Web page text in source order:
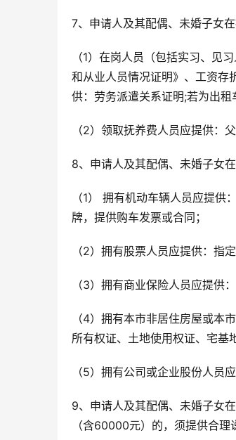
7、申请人及其配偶、未婚子女
（1）在岗人员（包括实习、见
和从业人员情况证明》、工资存
供：劳务派遣关系证明;若为出租
（2）领取抚养费人员应提供：
8、申请人及其配偶、未婚子女
（1） 拥有机动车辆人员应提
牌，提供购车发票或合同；
（2）拥有股票人员应提供：指
（3）拥有商业保险人员应提供：
（4）拥有本市非居住房屋或本
所有权证、土地使用权证、宅基
（5）拥有公司或企业股份人员
9、申请人及其配偶、未婚子女
（含60000元）的，须提供合理